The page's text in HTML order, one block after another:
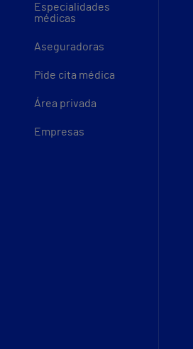
Especialidades
médicas
Aseguradoras
Pide cita médica
Área privada
Empresas